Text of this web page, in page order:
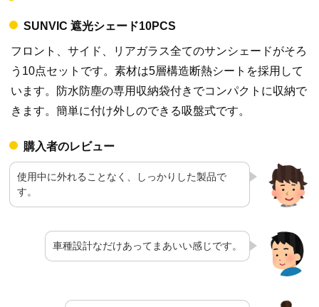
SUNVIC 遮光シェード10PCS
フロント、サイド、リアガラス全てのサンシェードがそろ
う10点セットです。素材は5層構造断熱シートを採用して
います。防水防塵の専用収納袋付きでコンパクトに収納で
きます。簡単に付け外しのできる吸盤式です。
購入者のレビュー
使用中に外れることなく、しっかりした製品で
す。
車種設計なだけあってまあいい感じです。